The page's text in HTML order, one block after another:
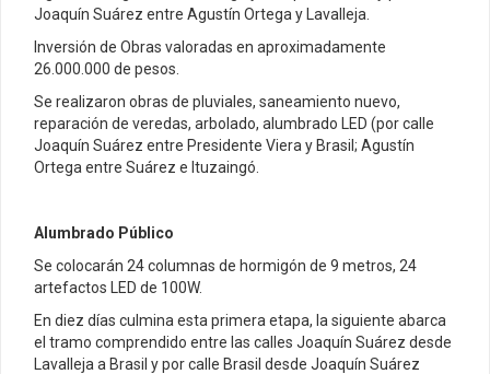
Joaquín Suárez entre Agustín Ortega y Lavalleja.
Inversión de Obras valoradas en aproximadamente
26.000.000 de pesos.
Se realizaron obras de pluviales, saneamiento nuevo,
reparación de veredas, arbolado, alumbrado LED (por calle
Joaquín Suárez entre Presidente Viera y Brasil; Agustín
Ortega entre Suárez e Ituzaingó.
Alumbrado Público
Se colocarán 24 columnas de hormigón de 9 metros, 24
artefactos LED de 100W.
En diez días culmina esta primera etapa, la siguiente abarca
el tramo comprendido entre las calles Joaquín Suárez desde
Lavalleja a Brasil y por calle Brasil desde Joaquín Suárez